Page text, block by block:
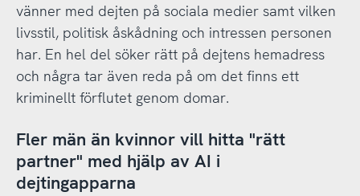
vänner med dejten på sociala medier samt vilken
livsstil, politisk åskådning och intressen personen
har. En hel del söker rätt på dejtens hemadress
och några tar även reda på om det finns ett
kriminellt förflutet genom domar.
Fler män än kvinnor vill hitta "rätt
partner" med hjälp av AI i
dejtingapparna